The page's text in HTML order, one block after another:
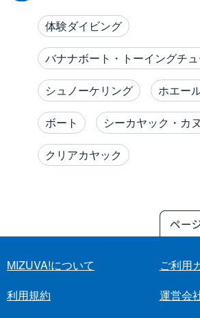
体験ダイビング
バナナボート・トーイングチ
シュノーケリング ホエー
ボート シーカヤック・カ
クリアカヤック
MIZUVA!について
ご利用
利用規約
運営会